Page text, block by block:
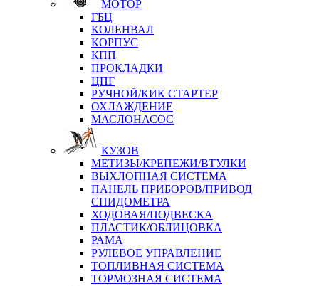
МОТОР
ГБЦ
КОЛЕНВАЛ
КОРПУС
КПП
ПРОКЛАДКИ
ЦПГ
РУЧНОЙ/КИК СТАРТЕР
ОХЛАЖДЕНИЕ
МАСЛОНАСОС
КУЗОВ
МЕТИЗЫ/КРЕПЕЖИ/ВТУЛКИ
ВЫХЛОПНАЯ СИСТЕМА
ПАНЕЛЬ ПРИБОРОВ/ПРИВОД
СПИДОМЕТРА
ХОДОВАЯ/ПОДВЕСКА
ПЛАСТИК/ОБЛИЦОВКА
РАМА
РУЛЕВОЕ УПРАВЛЕНИЕ
ТОПЛИВНАЯ СИСТЕМА
ТОРМОЗНАЯ СИСТЕМА